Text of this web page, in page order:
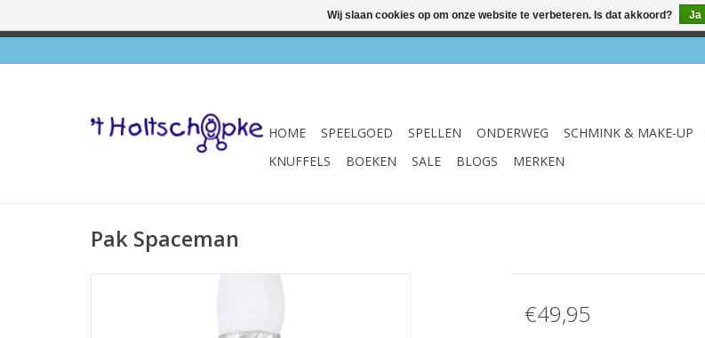
HOME SPEELGOED SPELLEN ONDERWEG SCHMINK & MAKE-UP
KNUFFELS
BOEKEN SALE BLOGS MERKEN
Pak Spaceman
€49,95
Wij slaan cookies op om onze website te verbeteren. Is dat akkoord? Ja
✔ Winkel & webshop ✔ Gratis verzenden vanaf €75 ✔